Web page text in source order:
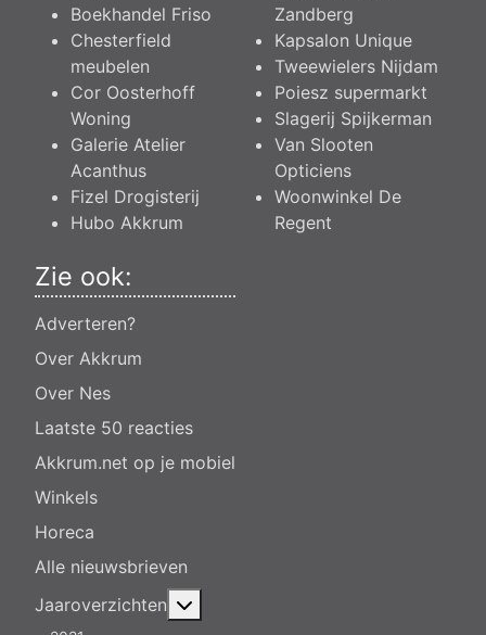
Boekhandel Friso
Chesterfield
meubelen
Cor Oosterhoff
Woning
Galerie Atelier
Acanthus
Fizel Drogisterij
Hubo Akkrum
Zandberg
Kapsalon Unique
Tweewielers Nijdam
Poiesz supermarkt
Slagerij Spijkerman
Van Slooten
Opticiens
Woonwinkel De
Regent
Zie ook:
Adverteren?
Over Akkrum
Over Nes
Laatste 50 reacties
Akkrum.net op je mobiel
Winkels
Horeca
Alle nieuwsbrieven
Jaaroverzichten